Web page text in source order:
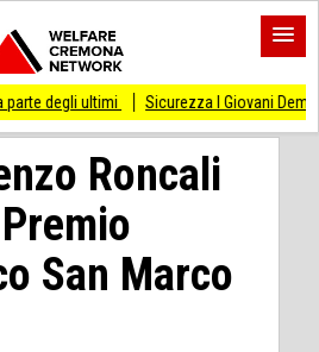
Sicurezza I Giovani Democratici
Roncali
San Marco